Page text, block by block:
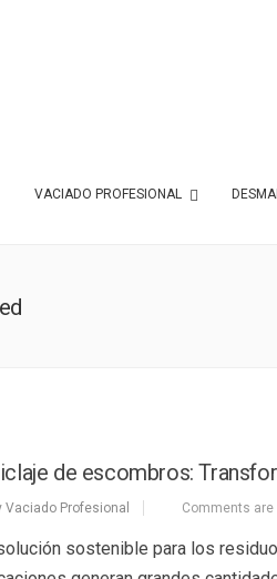
VACIADO PROFESIONAL
de escombros:
Vaciado Profesional Comments are
sostenible para los